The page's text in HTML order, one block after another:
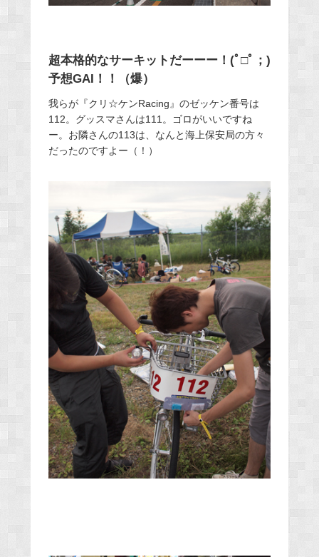
超本格的なサーキットだーーー！(ﾟ□ﾟ；)
予想GAI！！（爆）
我らが『クリ☆ケンRacing』のゼッケン番号は
112。グッスマさんは111。ゴロがいいですね
ー。お隣さんの113は、なんと海上保安局の方々
だったのですよー（！）